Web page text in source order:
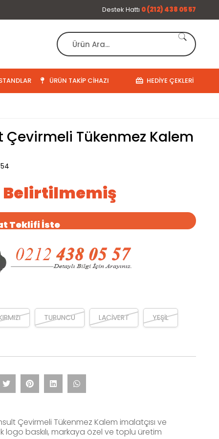
Destek Hattı 0 (212) 438 05 57
HEDIYE ÇEKLERI
ÜRÜN TAKIP CIHAZI
Çevirmeli Tükenmez Kalem
Belirtilmemiş
Teklifi İste
TURUNCU LACİVERT YEŞİL
Çevirmeli Tükenmez Kalem imalatçısı ve
logo baskılı, markaya özel ve toplu üretim